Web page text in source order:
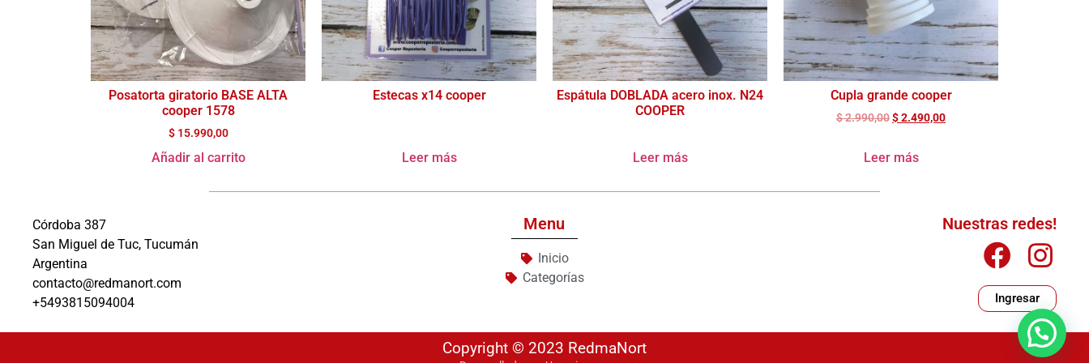
Posatorta giratorio BASE ALTA
cooper 1578
$15.990,00
Añadir al carrito
Estecas x14 cooper
Leer más
Espátula DOBLADA acero inox. N24
COOPER
Leer más
Cupla grande cooper
$2.990,00$2.490,00
Leer más
Córdoba 387
San Miguel de Tuc, Tucumán
Argentina
contacto@redmanort.com
+5493815094004
Menu
Inicio
Categorías
Nuestras redes!
Ingresar
Copyright © 2023 RedmaNort